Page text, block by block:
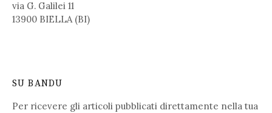
via G. Galilei 11
13900 BIELLA (BI)
SU BANDU
Per ricevere gli articoli pubblicati direttamente nella tua